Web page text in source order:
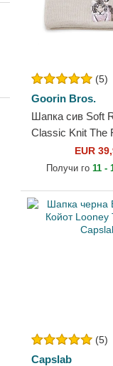
(5)
Goorin Bros.
Шапка сив Soft
Classic Knit The
Goorin Bros.
EUR
Получи го11 -
(5)
Capslab